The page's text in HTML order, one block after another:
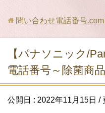
問い合わせ電話番号.com
【パナソニック/
電話番号～除菌商
公開日 : 2022年11月15日 /